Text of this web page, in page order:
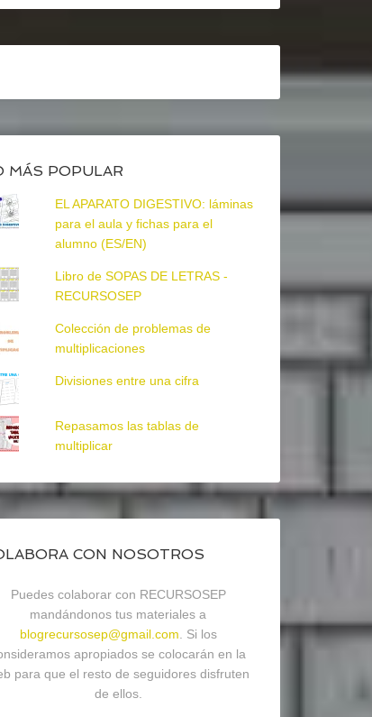
MÁS POPULAR
EL APARATO DIGESTIVO: láminas
para el aula y fichas para el
alumno (ES/EN)
Libro de SOPAS DE LETRAS -
RECURSOSEP
Colección de problemas de
multiplicaciones
Divisiones entre una cifra
Repasamos las tablas de
multiplicar
CON NOSOTROS
Puedes colaborar con RECURSOSEP
mandándonos tus materiales a
blogrecursosep@gmail.com . Si los
apropiados se colocarán en la
para que el resto de seguidores disfruten
de ellos.